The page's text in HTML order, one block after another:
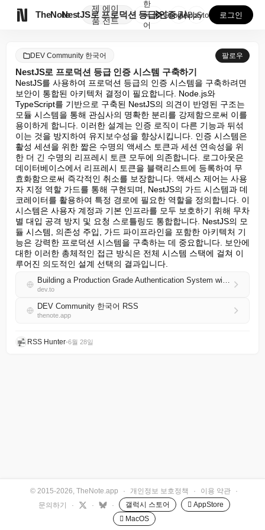
TheNote
제
품
에이
전트
NestJS로 프로덕션 등급 인증 시스템 구축하기
한
국
어
GooglePlay
AppStore 로그인
DEV Community 한국어 팔로우
NestJS로 프로덕션 등급 인증 시스템 구축하기
NestJS를 사용하여 프로덕션 등급의 인증 시스템을 구축하려면
보안이 통합된 아키텍처 결정이 필요합니다. Node.js와
TypeScript를 기반으로 구축된 NestJS의 의견이 반영된 구조는
모듈 시스템을 통해 관심사의 명확한 분리를 강제함으로써 이를
용이하게 합니다. 이러한 설계는 인증 로직이 다른 기능과 뒤섞
이는 것을 방지하여 유지보수성을 향상시킵니다. 인증 시스템은
활성 세션을 위한 짧은 수명의 액세스 토큰과 세션 연속성을 위
한 더 긴 수명의 리프레시 토큰 모두에 의존합니다. 로그아웃은
데이터베이스에서 리프레시 토큰을 블랙리스트에 등록하여 무
효화함으로써 즉각적인 취소를 보장합니다. 액세스 제어는 사용
자 지정 역할 가드를 통해 구현되며, NestJS의 가드 시스템과 데
코레이터를 활용하여 특정 경로에 필요한 역할을 정의합니다. 이
시스템은 사용자 계정과 기본 인프라를 모두 보호하기 위해 무차
별 대입 공격 방지 및 요청 스로틀링도 통합합니다. NestJS의 모
듈 시스템, 의존성 주입, 가드 파이프라인을 포함한 아키텍처 기
능은 강력한 프로덕션 시스템을 구축하는 데 중요합니다. 보안에
대한 이러한 총체적인 접근 방식은 전체 시스템 스택에 걸쳐 이
루어진 의도적인 설계 선택의 결과입니다.
Building a Production Grade Authentication System with NestJS
dev.to
DEV Community 한국어 RSS
thenote.app
RSS Hunter•6월 28일
© 2015-2026, TheNote.app · 개인정보 보호정책 · 이용 약관
·
문의하기
· · · 갤럭시 스토어
 AppStore
 MacOS